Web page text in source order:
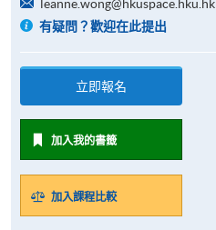
leanne.wong@hkuspace.hku.hk
有疑問？歡迎在此提出
立即報名
加入我的書籤
加入課程比較